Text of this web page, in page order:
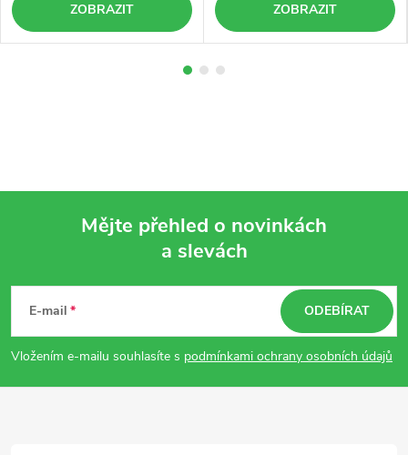
ZOBRAZIT ZOBRAZIT
p
Mějte přehled o novinkách
a slevách
E-mail
Vložením e-mailu souhlasíte s podmínkami ochrany osobních údajů
ODEBÍRAT